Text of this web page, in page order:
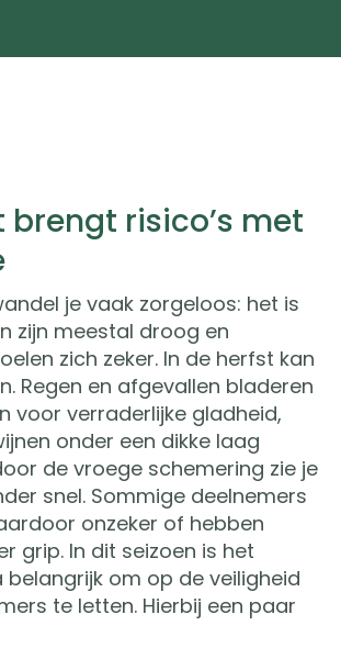
brengt risico’s met
je vaak zorgeloos: het is
zijn meestal droog en
zich zeker. In de herfst kan
Regen en afgevallen bladeren
voor verraderlijke gladheid,
onder een dikke laag
de vroege schemering zie je
snel. Sommige deelnemers
onzeker of hebben
grip. In dit seizoen is het
om op de veiligheid
te letten. Hierbij een paar